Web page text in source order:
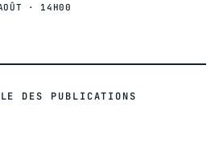
· 14H00
DES PUBLICATIONS